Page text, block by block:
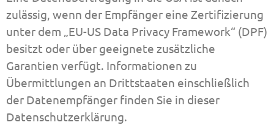
zulässig, wenn der Empfänger eine Zertifizierung
unter dem „EU-US Data Privacy Framework“ (DPF)
besitzt oder über geeignete zusätzliche
Garantien verfügt. Informationen zu
Übermittlungen an Drittstaaten einschließlich
der Datenempfänger finden Sie in dieser
Datenschutzerklärung.